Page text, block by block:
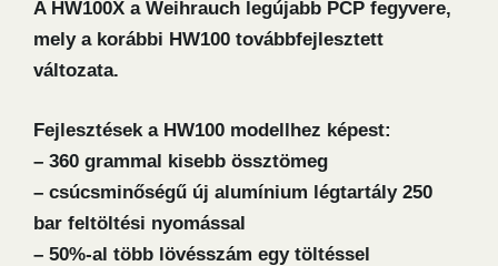
A HW100X a Weihrauch legújabb PCP fegyvere,
mely a korábbi HW100 továbbfejlesztett
változata.
Fejlesztések a HW100 modellhez képest:
– 360 grammal kisebb össztömeg
– csúcsminőségű új alumínium légtartály 250
bar feltöltési nyomással
– 50%-al több lövésszám egy töltéssel